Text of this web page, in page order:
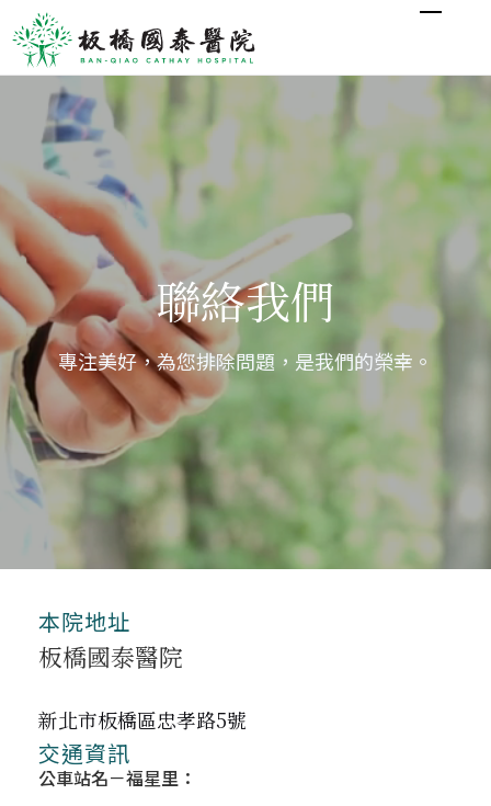
聯絡我們
專注美好，為您排除問題，是我們的榮幸。
本院地址
板橋國泰醫院
新北市板橋區忠孝路5號
交通資訊
公車站名－福星里：